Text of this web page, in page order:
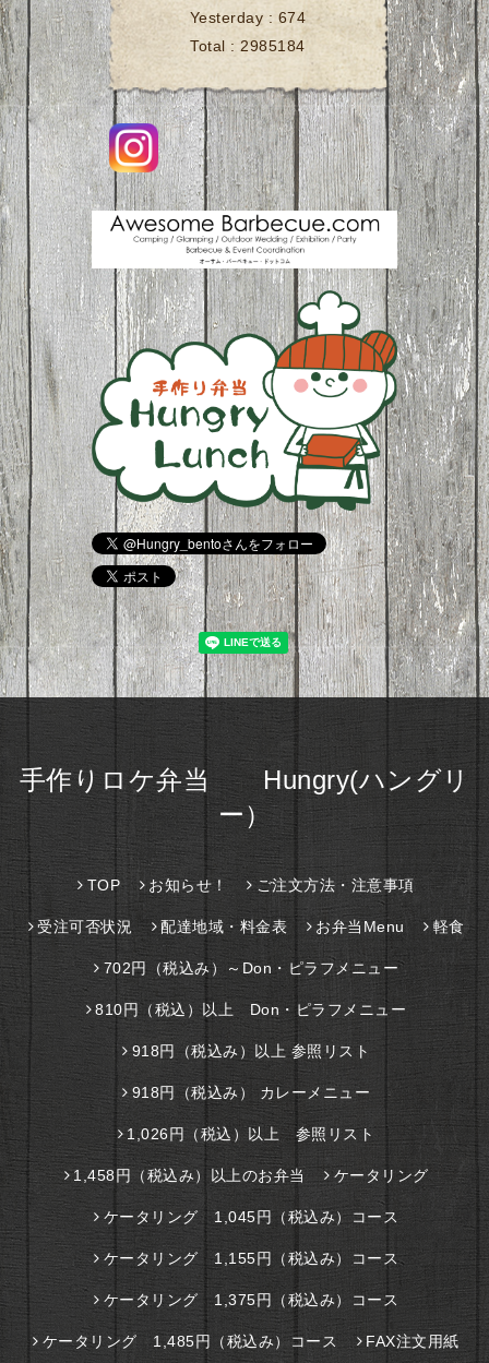
Yesterday : 674
Total :2985184
手作りロケ弁当 Hungry(ハングリ
ー）
TOP お知らせ！ ご注文方法・注意事項
受注可否状況 配達地域・料金表 お弁当Menu 軽食
702円（税込み）～Don・ピラフメニュー
810円（税込）以上 Don・ピラフメニュー
918円（税込み）以上 参照リスト
918円（税込み） カレーメニュー
1,026円（税込）以上 参照リスト
1,458円（税込み）以上のお弁当 ケータリング
ケータリング 1,045円（税込み）コース
ケータリング 1,155円（税込み）コース
ケータリング 1,375円（税込み）コース
ケータリング 1,485円（税込み）コース FAX注文用紙